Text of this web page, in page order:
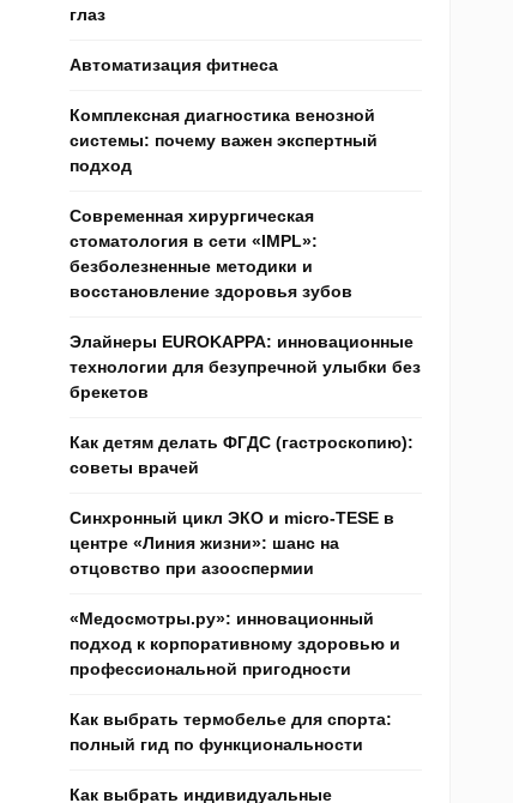
глаз
Автоматизация фитнеса
Комплексная диагностика венозной
системы: почему важен экспертный
подход
Современная хирургическая
стоматология в сети «IMPL»:
безболезненные методики и
восстановление здоровья зубов
Элайнеры EUROKAPPA: инновационные
технологии для безупречной улыбки без
брекетов
Как детям делать ФГДС (гастроскопию):
советы врачей
Синхронный цикл ЭКО и micro-TESE в
центре «Линия жизни»: шанс на
отцовство при азооспермии
«Медосмотры.ру»: инновационный
подход к корпоративному здоровью и
профессиональной пригодности
Как выбрать термобелье для спорта:
полный гид по функциональности
Как выбрать индивидуальные